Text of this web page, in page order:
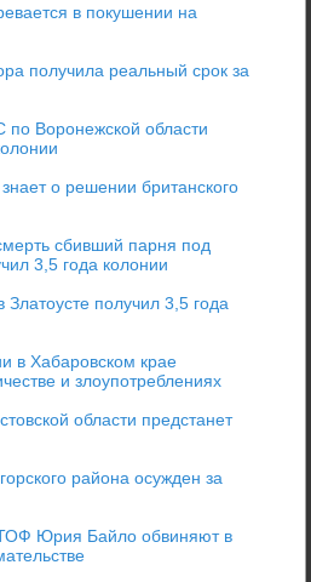
в покушении на
получила реальный срок за
Воронежской области
о решении британского
сбивший парня под
3,5 года колонии
Златоусте получил 3,5 года
в Хабаровском крае
и злоупотреблениях
области предстанет
района осужден за
Юрия Байло обвиняют в